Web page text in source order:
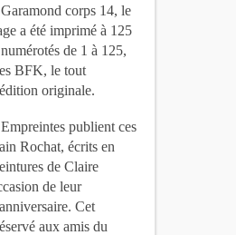
corps 14, le
a été imprimé à 125
de 1 à 125,
BFK, le tout
originale.
publient ces
Rochat, écrits en
de Claire
de leur
Cet
aux amis du